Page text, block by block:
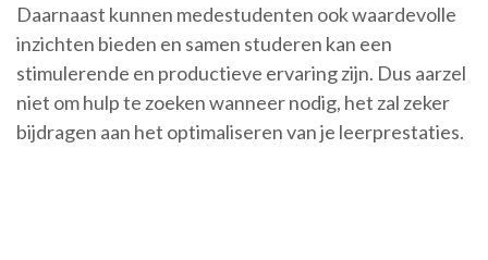
Daarnaast kunnen medestudenten ook waardevolle
inzichten bieden en samen studeren kan een
stimulerende en productieve ervaring zijn. Dus aarzel
niet om hulp te zoeken wanneer nodig, het zal zeker
bijdragen aan het optimaliseren van je leerprestaties.